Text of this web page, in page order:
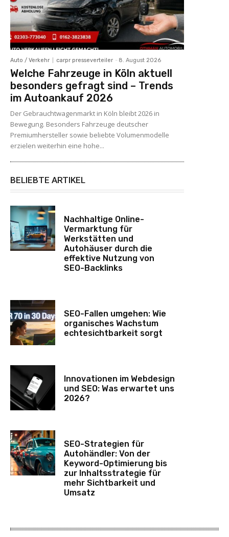
Auto / Verkehr carpr presseverteiler - 8. August 2026
Welche Fahrzeuge in Köln aktuell
besonders gefragt sind – Trends
im Autoankauf 2026
Der Gebrauchtwagenmarkt in Köln bleibt 2026 in
Bewegung. Besonders Fahrzeuge deutscher
Premiumhersteller sowie beliebte Volumenmodelle
erzielen weiterhin eine hohe...
BELIEBTE ARTIKEL
Nachhaltige Online-
Vermarktung für
Werkstätten und
Autohäuser durch die
effektive Nutzung von
SEO-Backlinks
SEO-Fallen umgehen: Wie
organisches Wachstum
echtesichtbarkeit sorgt
Innovationen im Webdesign
und SEO: Was erwartet uns
2026?
SEO-Strategien für
Autohändler: Von der
Keyword-Optimierung bis
zur Inhaltsstrategie für
mehr Sichtbarkeit und
Umsatz